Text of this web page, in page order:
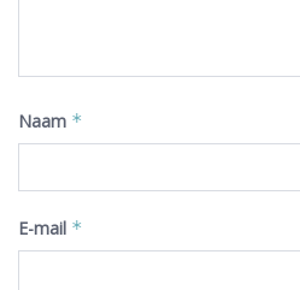
Naam *
E-mail *